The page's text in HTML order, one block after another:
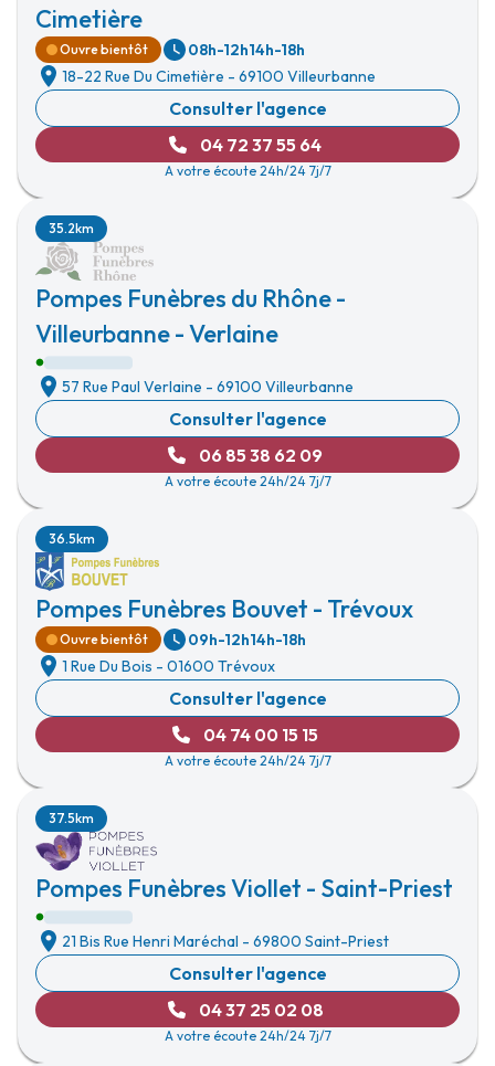
Cimetière
Ouvre bientôt 08h-12h14h-18h
18-22 Rue Du Cimetière - 69100 Villeurbanne
Consulter l'agence
04 72 37 55 64
A votre écoute 24h/24 7j/7
Pompes Funèbres du Rhône -
Villeurbanne - Verlaine
35.2km
57 Rue Paul Verlaine - 69100 Villeurbanne
Consulter l'agence
06 85 38 62 09
A votre écoute 24h/24 7j/7
Pompes Funèbres Bouvet - Trévoux
36.5km
Ouvre bientôt 09h-12h14h-18h
1 Rue Du Bois - 01600 Trévoux
Consulter l'agence
04 74 00 15 15
A votre écoute 24h/24 7j/7
Pompes Funèbres Viollet - Saint-Priest
37.5km
21 Bis Rue Henri Maréchal - 69800 Saint-Priest
Consulter l'agence
04 37 25 02 08
A votre écoute 24h/24 7j/7